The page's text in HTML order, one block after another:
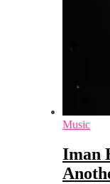
Music
Iman